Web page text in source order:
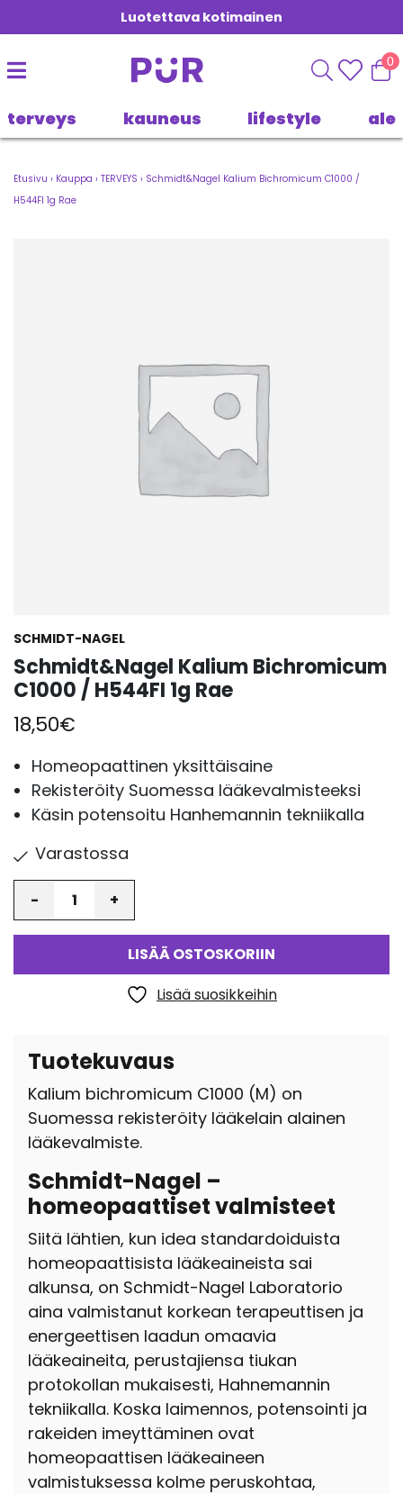
Luotettava kotimainen
0
terveys kauneus lifestyle ale
Etusivu › Kauppa › TERVEYS › Schmidt&Nagel Kalium Bichromicum C1000 /
H544FI 1g Rae
SCHMIDT-NAGEL
Schmidt&Nagel Kalium Bichromicum
C1000 / H544FI 1g Rae
18,50€
Homeopaattinen yksittäisaine
Rekisteröity Suomessa lääkevalmisteeksi
Käsin potensoitu Hanhemannin tekniikalla
Varastossa
LISÄÄ OSTOSKORIIN
Lisää suosikkeihin
Tuotekuvaus
Kalium bichromicum C1000 (M) on
Suomessa rekisteröity lääkelain alainen
lääkevalmiste.
Schmidt-Nagel –
homeopaattiset valmisteet
Siitä lähtien, kun idea standardoiduista
homeopaattisista lääkeaineista sai
alkunsa, on Schmidt-Nagel Laboratorio
aina valmistanut korkean terapeuttisen ja
energeettisen laadun omaavia
lääkeaineita, perustajiensa tiukan
protokollan mukaisesti, Hahnemannin
tekniikalla. Koska laimennos, potensointi ja
rakeiden imeyttäminen ovat
homeopaattisen lääkeaineen
valmistuksessa kolme peruskohtaa,